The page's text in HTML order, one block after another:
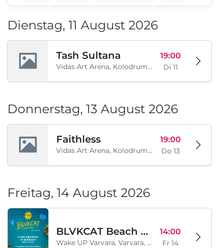
Dienstag, 11 August 2026
Tash Sultana
Vidas Art Arena, Kolodrum, Borisova gradina, Sofia, BG
19:00
Di 11
Donnerstag, 13 August 2026
Faithless
Vidas Art Arena, Kolodrum, Borisova gradina, Sofia, BG
19:00
Do 13
Freitag, 14 August 2026
BLVKCAT Beach Festival 2026, Wake up Varvara
Wake UP Varvara, Varvara, BG
14:00
Fr 14